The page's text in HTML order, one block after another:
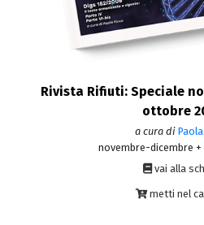
Rivista Rifiuti: Speciale
ottobre
a cura di
novembre-dicembre
vai alla
metti nel